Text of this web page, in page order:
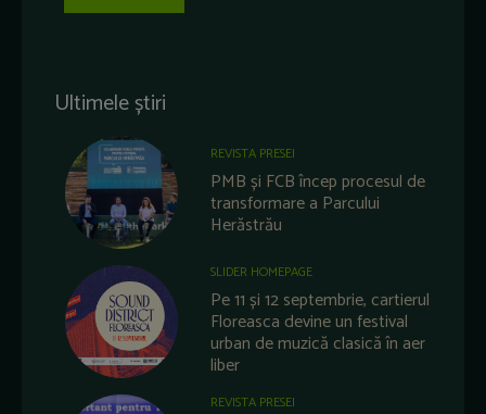
Ultimele știri
REVISTA PRESEI
PMB și FCB încep procesul de
transformare a Parcului
Herăstrău
SLIDER HOMEPAGE
Pe 11 și 12 septembrie, cartierul
Floreasca devine un festival
urban de muzică clasică în aer
liber
REVISTA PRESEI